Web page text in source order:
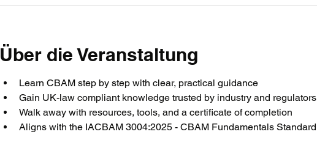
Über die Veranstaltung
Learn CBAM step by step with clear, practical guidance
Gain UK-law compliant knowledge trusted by industry and regulators
Walk away with resources, tools, and a certificate of completion
Aligns with the IACBAM 3004:2025 - CBAM Fundamentals Standard